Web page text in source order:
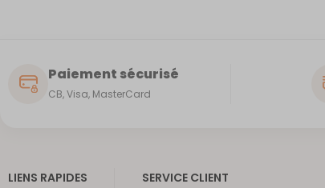
Paiement sécurisé
CB, Visa, MasterCard
LIENS RAPIDES SERVICE CLIENT